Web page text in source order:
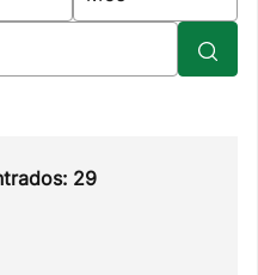
29